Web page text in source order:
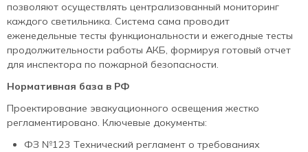
позволяют осуществлять централизованный мониторинг
каждого светильника. Система сама проводит
еженедельные тесты функциональности и ежегодные тесты
продолжительности работы АКБ, формируя готовый отчет
для инспектора по пожарной безопасности.
Нормативная база в РФ
Проектирование эвакуационного освещения жестко
регламентировано. Ключевые документы:
ФЗ №123 Технический регламент о требованиях